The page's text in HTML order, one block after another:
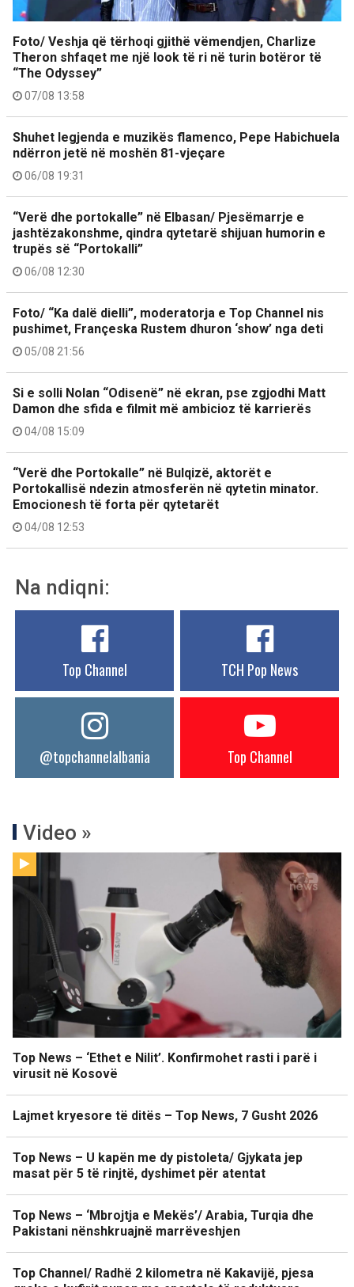
Foto/ Veshja që tërhoqi gjithë vëmendjen, Charlize
Theron shfaqet me një look të ri në turin botëror të
“The Odyssey”
07/08 13:58
Shuhet legjenda e muzikës flamenco, Pepe Habichuela
ndërron jetë në moshën 81-vjeçare
06/08 19:31
“Verë dhe portokalle” në Elbasan/ Pjesëmarrje e
jashtëzakonshme, qindra qytetarë shijuan humorin e
trupës së “Portokalli”
06/08 12:30
Foto/ “Ka dalë dielli”, moderatorja e Top Channel nis
pushimet, Françeska Rustem dhuron ‘show’ nga deti
05/08 21:56
Si e solli Nolan “Odisenë” në ekran, pse zgjodhi Matt
Damon dhe sfida e filmit më ambicioz të karrierës
04/08 15:09
“Verë dhe Portokalle” në Bulqizë, aktorët e
Portokallisë ndezin atmosferën në qytetin minator.
Emocionesh të forta për qytetarët
04/08 12:53
Na ndiqni:
Top Channel TCH Pop News
@topchannelalbania Top Channel
Video »
Top News – ‘Ethet e Nilit’. Konfirmohet rasti i parë i
virusit në Kosovë
Lajmet kryesore të ditës – Top News, 7 Gusht 2026
Top News – U kapën me dy pistoleta/ Gjykata jep
masat për 5 të rinjtë, dyshimet për atentat
Top News – ‘Mbrojtja e Mekës’/ Arabia, Turqia dhe
Pakistani nënshkruajnë marrëveshjen
Top Channel/ Radhë 2 kilometra në Kakavijë, pjesa